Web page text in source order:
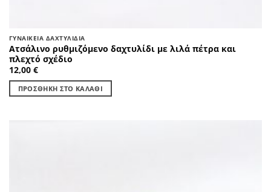
ΓΥΝΑΙΚΕΊΑ ΔΑΧΤΥΛΊΔΙΑ
Ατσάλινο ρυθμιζόμενο δαχτυλίδι με λιλά πέτρα και
πλεχτό σχέδιο
12,00 €
ΠΡΟΣΘΉΚΗ ΣΤΟ ΚΑΛΆΘΙ